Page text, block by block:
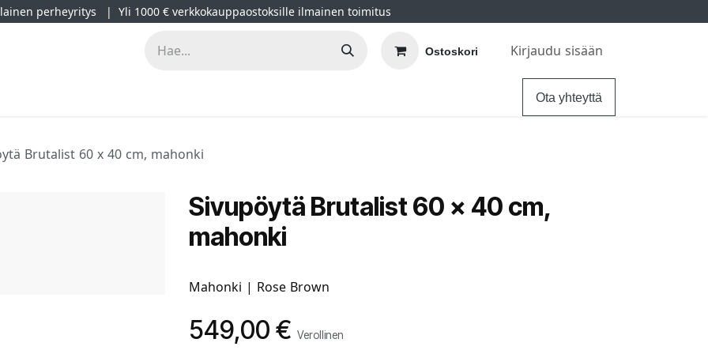
perheyritys | Yli 1000 € verkkokauppaostoksille ilmainen toimitus
Ostoskori Kirjaudu sisään
Ota yhteyttä
Brutalist 60 x 40 cm, mahonki
Sivupöytä Brutalist 60 x 40 cm,
mahonki
Mahonki | Rose Brown
549,00 € Verollinen